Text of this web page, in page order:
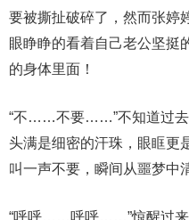
要被撕扯破碎了，然而张婷
眼睁睁的看着自己老公坚挺
的身体里面！
“不……不要……”不知道过去
头满是细密的汗珠，眼眶更
叫一声不要，瞬间从噩梦中
“呼呼……呼呼……”惊醒过来